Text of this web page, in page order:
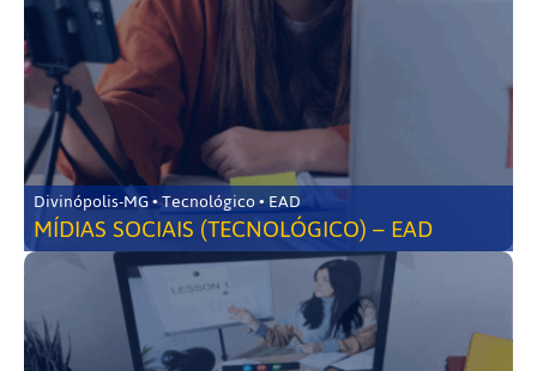
Divinópolis-MG • Tecnológico • EAD
MÍDIAS SOCIAIS (TECNOLÓGICO) – EAD